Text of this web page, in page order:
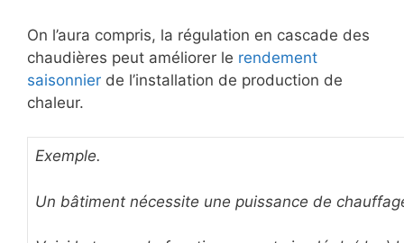
On l’aura compris, la régulation en cascade des
chaudières peut améliorer le rendement
saisonnier de l’installation de production de
chaleur.
Exemple.
Un bâtiment nécessite une puissance de